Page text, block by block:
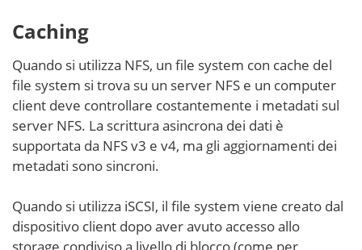
Caching
Quando si utilizza NFS, un file system con cache del
file system si trova su un server NFS e un computer
client deve controllare costantemente i metadati sul
server NFS. La scrittura asincrona dei dati è
supportata da NFS v3 e v4, ma gli aggiornamenti dei
metadati sono sincroni.
Quando si utilizza iSCSI, il file system viene creato dal
dispositivo client dopo aver avuto accesso allo
storage condiviso a livello di blocco (come per